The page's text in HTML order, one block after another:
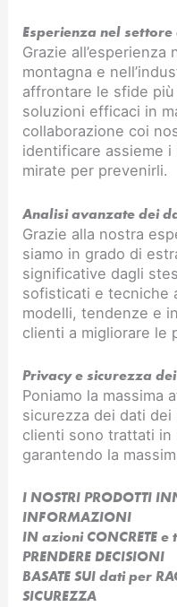
Esperienza nel
Grazie
montagna e
affrontare le sfide
soluzioni efficaci in
collaborazione coi
identificare assieme
mirate per prevenirli.
Analisi avanzate dei
Grazie alla nostra
siamo in grado di
significative dagli
sofisticati e tecniche
modelli, tendenze e
clienti a migliorare le
Privacy e sicurezza
Poniamo la massima
sicurezza dei dati
clienti sono trattati in
garantendo la
I NOSTRI PRODOTTI
INFORMAZIONI
IN azioni CONCRETE
PRENDERE DECISIONI
BASATE SUI dati per
SICUREZZA